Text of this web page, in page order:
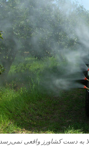
به دست کشاورز واقعی نمی‌رسد